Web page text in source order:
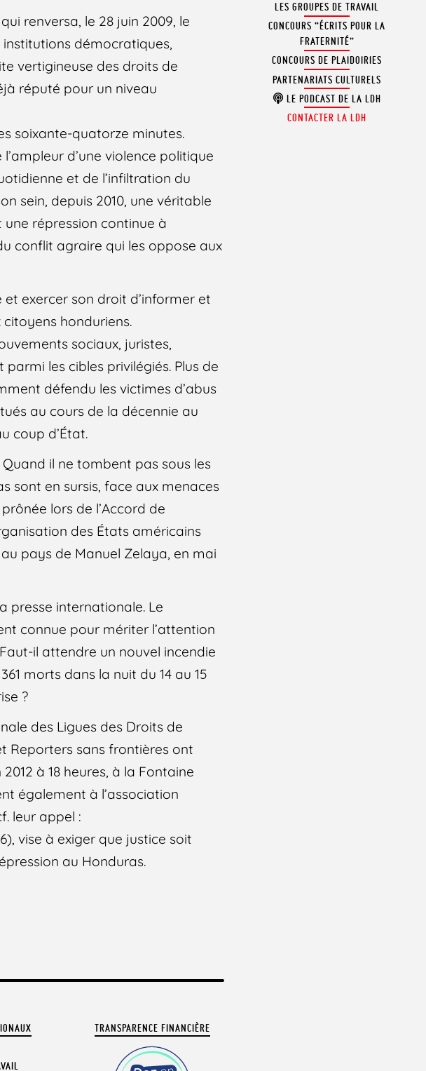
renversa, le 28 juin 2009, le
démocratiques,
vertigineuse des droits de
réputé pour un niveau
soixante-quatorze minutes.
d’une violence politique
et de l’infiltration du
sein, depuis 2010, une véritable
répression continue à
conflit agraire qui les oppose aux
exercer son droit d’informer et
honduriens.
sociaux, juristes,
les cibles privilégiés. Plus de
défendu les victimes d’abus
au cours de la décennie au
coup d’État.
il ne tombent pas sous les
sont en sursis, face aux menaces
lors de l’Accord de
des États américains
pays de Manuel Zelaya, en mai
presse internationale. Le
connue pour mériter l’attention
il attendre un nouvel incendie
morts dans la nuit du 14 au 15
?
des Ligues des Droits de
Reporters sans frontières ont
à 18 heures, à la Fontaine
également à l’association
leur appel :
vise à exiger que justice soit
au Honduras.
TRANSPARENCE FINANCIÈRE
LES GROUPES DE TRAVAIL
CONCOURS “ÉCRITS POUR LA
FRATERNITÉ”
CONCOURS DE PLAIDOIRIES
PARTENARIATS CULTURELS
LE PODCAST DE LA LDH
CONTACTER LA LDH